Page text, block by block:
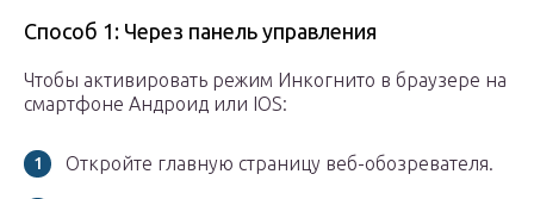
Способ 1: Через панель управления
Чтобы активировать режим Инкогнито в браузере на
смартфоне Андроид или IOS:
Откройте главную страницу веб-обозревателя.